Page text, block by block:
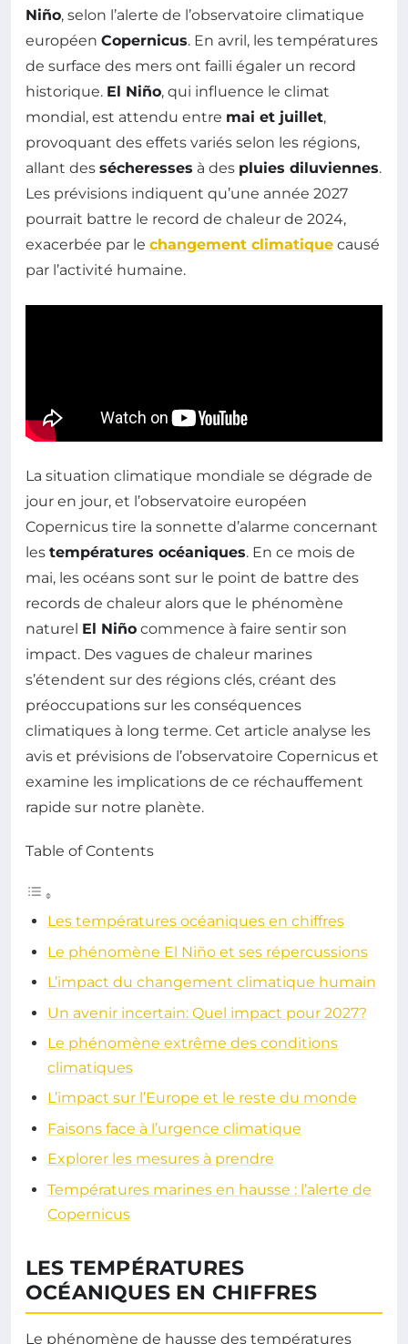
Niño, selon l’alerte de l’observatoire climatique
européen Copernicus. En avril, les températures
de surface des mers ont failli égaler un record
historique. El Niño, qui influence le climat
mondial, est attendu entre mai et juillet,
provoquant des effets variés selon les régions,
allant des sécheresses à des pluies diluviennes.
Les prévisions indiquent qu’une année 2027
pourrait battre le record de chaleur de 2024,
exacerbée par le changement climatique causé
par l’activité humaine.
La situation climatique mondiale se dégrade de
jour en jour, et l’observatoire européen
Copernicus tire la sonnette d’alarme concernant
les températures océaniques. En ce mois de
mai, les océans sont sur le point de battre des
records de chaleur alors que le phénomène
naturel El Niño commence à faire sentir son
impact. Des vagues de chaleur marines
s’étendent sur des régions clés, créant des
préoccupations sur les conséquences
climatiques à long terme. Cet article analyse les
avis et prévisions de l’observatoire Copernicus et
examine les implications de ce réchauffement
rapide sur notre planète.
Table of Contents
Les températures océaniques en chiffres
Le phénomène El Niño et ses répercussions
L’impact du changement climatique humain
Un avenir incertain: Quel impact pour 2027?
Le phénomène extrême des conditions
climatiques
L’impact sur l’Europe et le reste du monde
Faisons face à l’urgence climatique
Explorer les mesures à prendre
Températures marines en hausse : l’alerte de
Copernicus
LES TEMPÉRATURES
OCÉANIQUES EN CHIFFRES
Le phénomène de hausse des températures